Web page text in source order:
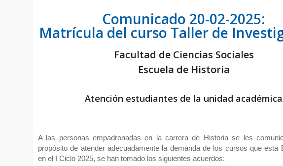
Comunicado 20-02-2025:
Matrícula del curso Taller de
Facultad de Ciencias Sociales
Escuela de Historia
Atención estudiantes de la unidad académica
A las personas empadronadas en la carrera de Historia se les
propósito de atender adecuadamente la demanda de los cursos que esta
en el I Ciclo 2025, se han tomado los siguientes acuerdos: